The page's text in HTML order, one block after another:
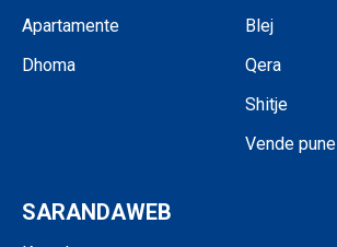
Apartamente
Dhoma
Blej
Qera
Shitje
Vende pune
SARANDAWEB